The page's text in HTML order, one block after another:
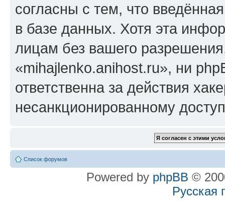
согласны с тем, что
в базе данных. Хотя эта
лицам без вашего
«mihajlenko.anihost.ru», ни
ответственна за действия
несанкционированному
Список форумов
Powered by phpBB ©
Русская